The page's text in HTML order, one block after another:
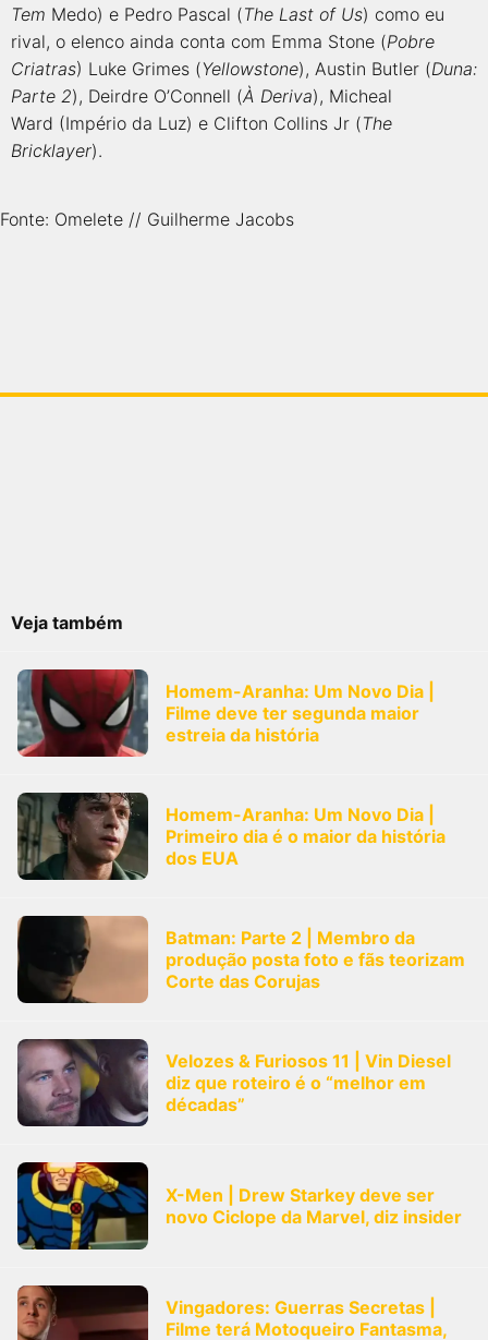
Tem Medo) e Pedro Pascal (The Last of Us) como eu
rival, o elenco ainda conta com Emma Stone (Pobre
Criatras) Luke Grimes (Yellowstone), Austin Butler (Duna:
Parte 2), Deirdre O’Connell (À Deriva), Micheal
Ward (Império da Luz) e Clifton Collins Jr (The
Bricklayer).
Fonte: Omelete // Guilherme Jacobs
Veja também
Homem-Aranha: Um Novo Dia |
Filme deve ter segunda maior
estreia da história
Homem-Aranha: Um Novo Dia |
Primeiro dia é o maior da história
dos EUA
Batman: Parte 2 | Membro da
produção posta foto e fãs teorizam
Corte das Corujas
Velozes & Furiosos 11 | Vin Diesel
diz que roteiro é o “melhor em
décadas”
X-Men | Drew Starkey deve ser
novo Ciclope da Marvel, diz insider
Vingadores: Guerras Secretas |
Filme terá Motoqueiro Fantasma,